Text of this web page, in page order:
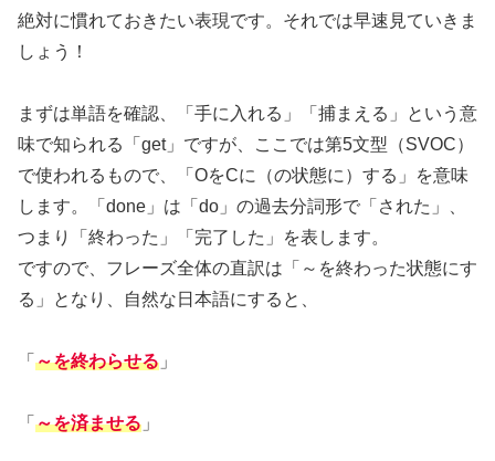
絶対に慣れておきたい表現です。それでは早速見ていきま
しょう！
まずは単語を確認、「手に入れる」「捕まえる」という意
味で知られる「get」ですが、ここでは第5文型（SVOC）
で使われるもので、「OをCに（の状態に）する」を意味
します。「done」は「do」の過去分詞形で「された」、
つまり「終わった」「完了した」を表します。
ですので、フレーズ全体の直訳は「～を終わった状態にす
る」となり、自然な日本語にすると、
「 ～を終わらせる 」
「 ～を済ませる 」